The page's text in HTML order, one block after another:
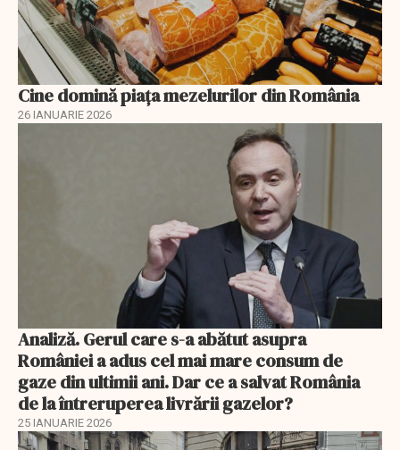
Cine domină piața mezelurilor din România
26 IANUARIE 2026
Analiză. Gerul care s-a abătut asupra
României a adus cel mai mare consum de
gaze din ultimii ani. Dar ce a salvat România
de la întreruperea livrării gazelor?
25 IANUARIE 2026